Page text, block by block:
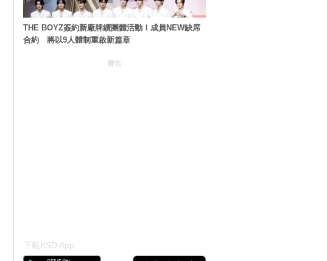
THE BOYZ簽約新廠牌續團體活動！成員NEW缺席
合約 將以9人體制重啟新篇章
廣告
下載KSD App